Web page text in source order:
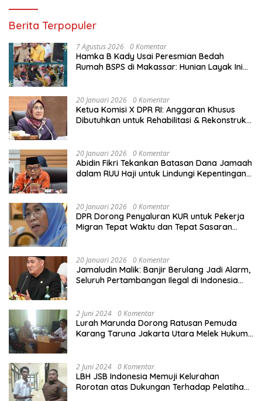
Berita Terpopuler
7 Agustus 2026 0 Komentar
Hamka B Kady Usai Peresmian Bedah
Rumah BSPS di Makassar: Hunian Layak Ini
20 Januari 2026 0 Komentar
Ketua Komisi X DPR RI: Anggaran Khusus
Dibutuhkan untuk Rehabilitasi & Rekonstruksi
20 Januari 2026 0 Komentar
Abidin Fikri Tekankan Batasan Dana Jamaah
dalam RUU Haji untuk Lindungi Kepentingan
20 Januari 2026 0 Komentar
DPR Dorong Penyaluran KUR untuk Pekerja
Migran Tepat Waktu dan Tepat Sasaran
20 Januari 2026 0 Komentar
Jamaludin Malik: Banjir Berulang Jadi Alarm,
Seluruh Pertambangan Ilegal di Indonesia
2 Juni 2024 0 Komentar
Lurah Marunda Dorong Ratusan Pemuda
Karang Taruna Jakarta Utara Melek Hukum
2 Juni 2024 0 Komentar
LBH JSB Indonesia Memuji Kelurahan
Rorotan atas Dukungan Terhadap Pelatihan